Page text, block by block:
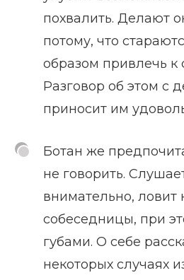
похвалить. Делают
потому, что
образом привлечь к
Разговор об этом с
приносит им
Ботан же
не говорить.
внимательно, ловит
собеседницы, при
губами. О себе
некоторых случаях